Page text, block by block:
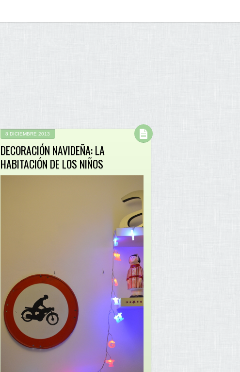
8 DICIEMBRE 2013
DECORACIÓN NAVIDEÑA: LA
HABITACIÓN DE LOS NIÑOS